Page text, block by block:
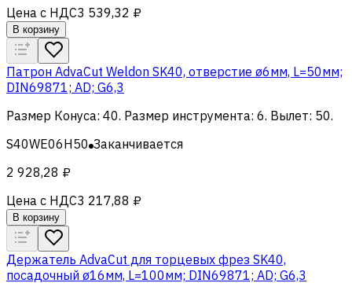
Цена с НДС3 539,32 ₽
В корзину
Патрон AdvaCut Weldon SK40, отверстие ø6мм, L=50мм;
DIN69871; AD; G6,3
Размер Конуса: 40. Размер инструмента: 6. Вылет: 50.
S40WE06H50 Заканчивается
2 928,28 ₽
Цена с НДС3 217,88 ₽
В корзину
Держатель AdvaCut для торцевых фрез SK40,
посадочный ø16мм, L=100мм; DIN69871; AD; G6,3